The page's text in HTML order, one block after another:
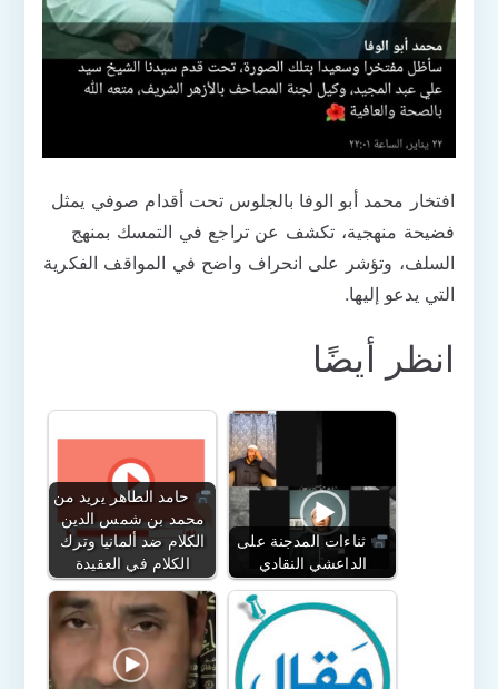
افتخار محمد أبو الوفا بالجلوس تحت أقدام صوفي يمثل
فضيحة منهجية، تكشف عن تراجع في التمسك بمنهج
السلف، وتؤشر على انحراف واضح في المواقف الفكرية
التي يدعو إليها.
انظر أيضًا
حامد الطاهر يريد من
محمد بن شمس الدين
الكلام ضد ألمانيا وترك
الكلام في العقيدة
ثناءات المدجنة على
الداعشي النقادي